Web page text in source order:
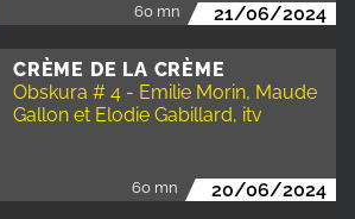
60 mn 21/06/2024
CRÈME DE LA CRÈME
Obskura # 4 - Emilie Morin, Maude
Gallon et Elodie Gabillard, itv
60 mn 20/06/2024